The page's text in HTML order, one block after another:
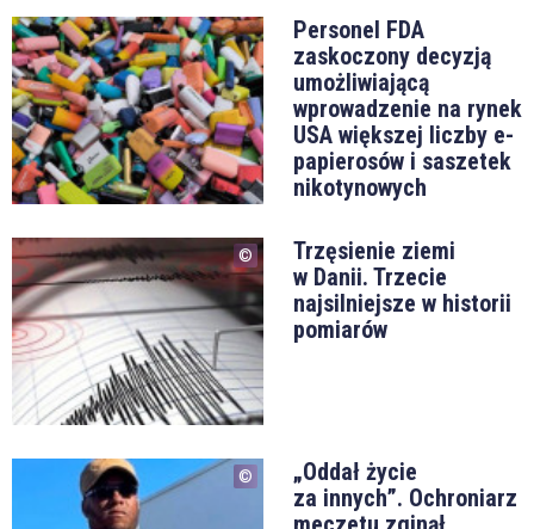
Personel FDA
zaskoczony decyzją
umożliwiającą
wprowadzenie na rynek
USA większej liczby e-
papierosów i saszetek
nikotynowych
Trzęsienie ziemi
w Danii. Trzecie
najsilniejsze w historii
pomiarów
„Oddał życie
za innych”. Ochroniarz